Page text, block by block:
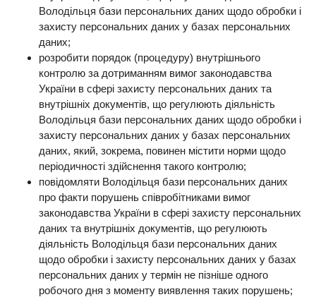
Володільця бази персональних даних щодо обробки і
захисту персональних даних у базах персональних
даних;
розробити порядок (процедуру) внутрішнього
контролю за дотриманням вимог законодавства
України в сфері захисту персональних даних та
внутрішніх документів, що регулюють діяльність
Володільця бази персональних даних щодо обробки і
захисту персональних даних у базах персональних
даних, який, зокрема, повинен містити норми щодо
періодичності здійснення такого контролю;
повідомляти Володільця бази персональних даних
про факти порушень співробітниками вимог
законодавства України в сфері захисту персональних
даних та внутрішніх документів, що регулюють
діяльність Володільця бази персональних даних
щодо обробки і захисту персональних даних у базах
персональних даних у термін не пізніше одного
робочого дня з моменту виявлення таких порушень;